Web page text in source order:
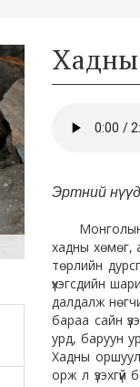
Хадны
Эртний
хадны хөмөг,
төрлийн
үхэгсдийн
далдалж
бараа сайн
урд, баруун
Хадны
орж л